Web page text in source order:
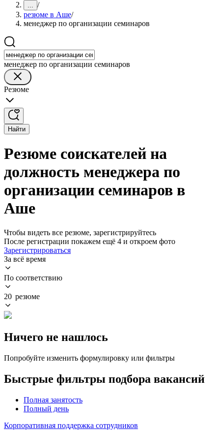
... /
резюме в Аше/
менеджер по организации семинаров
менеджер по организации семинаров
Резюме
Найти
Резюме соискателей на
должность менеджера по
организации семинаров в
Аше
Чтобы видеть все резюме, зарегистрируйтесь
После регистрации покажем ещё 4 и откроем фото
Зарегистрироваться
За всё время
По соответствию
20 резюме
Ничего не нашлось
Попробуйте изменить формулировку или фильтры
Быстрые фильтры подбора вакансий
Полная занятость
Полный день
Корпоративная поддержка сотрудников